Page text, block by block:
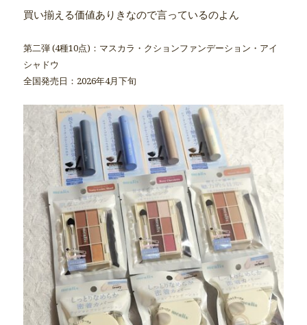
買い揃える価値ありきなので言っているのよん
第二弾 (4種10点)：マスカラ・クションファンデーション・アイ
シャドウ
全国発売日：2026年4月下旬